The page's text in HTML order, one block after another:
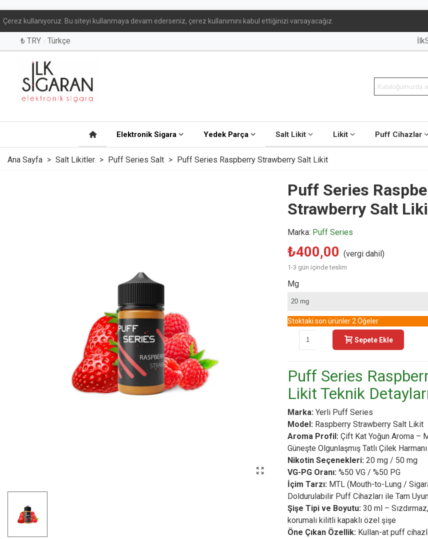
Çerez kullanıyoruz. Bu siteyi kullanmaya devam ederseniz, çerez kullanımını kabul ettiğinizi varsayacağız.
₺ TRY Türkçe
Elektronik Sigara Yedek Parça Salt Likit Likit Puff Cihazlar
Ana Sayfa > Salt Likitler > Puff Series Salt > Puff Series Raspberry Strawberry Salt Likit
Puff Series
Strawberry Salt
Marka: Puff Series
₺400,00 (vergi dahil)
1-3 gün içinde teslim
Mg
Stoktaki son ürünler2 Öğeler
Sepete Ekle
Puff Series
Likit Teknik
Marka: Yerli Puff Series
Model: Raspberry Strawberry Salt Likit
Aroma Profil: Çift Kat Yoğun Aroma –
Güneşte Olgunlaşmış Tatlı Çilek Harmanı
Nikotin Seçenekleri: 20 mg / 50 mg
VG-PG Oranı: %50 VG / %50 PG
İçim Tarzı: MTL (Mouth-to-Lung /
Doldurulabilir Puff Cihazları ile Tam
Şişe Tipi ve Boyutu: 30 ml –
korumalı kilitli kapaklı özel şişe
Öne Çıkan Özellik: Kullan-at puff